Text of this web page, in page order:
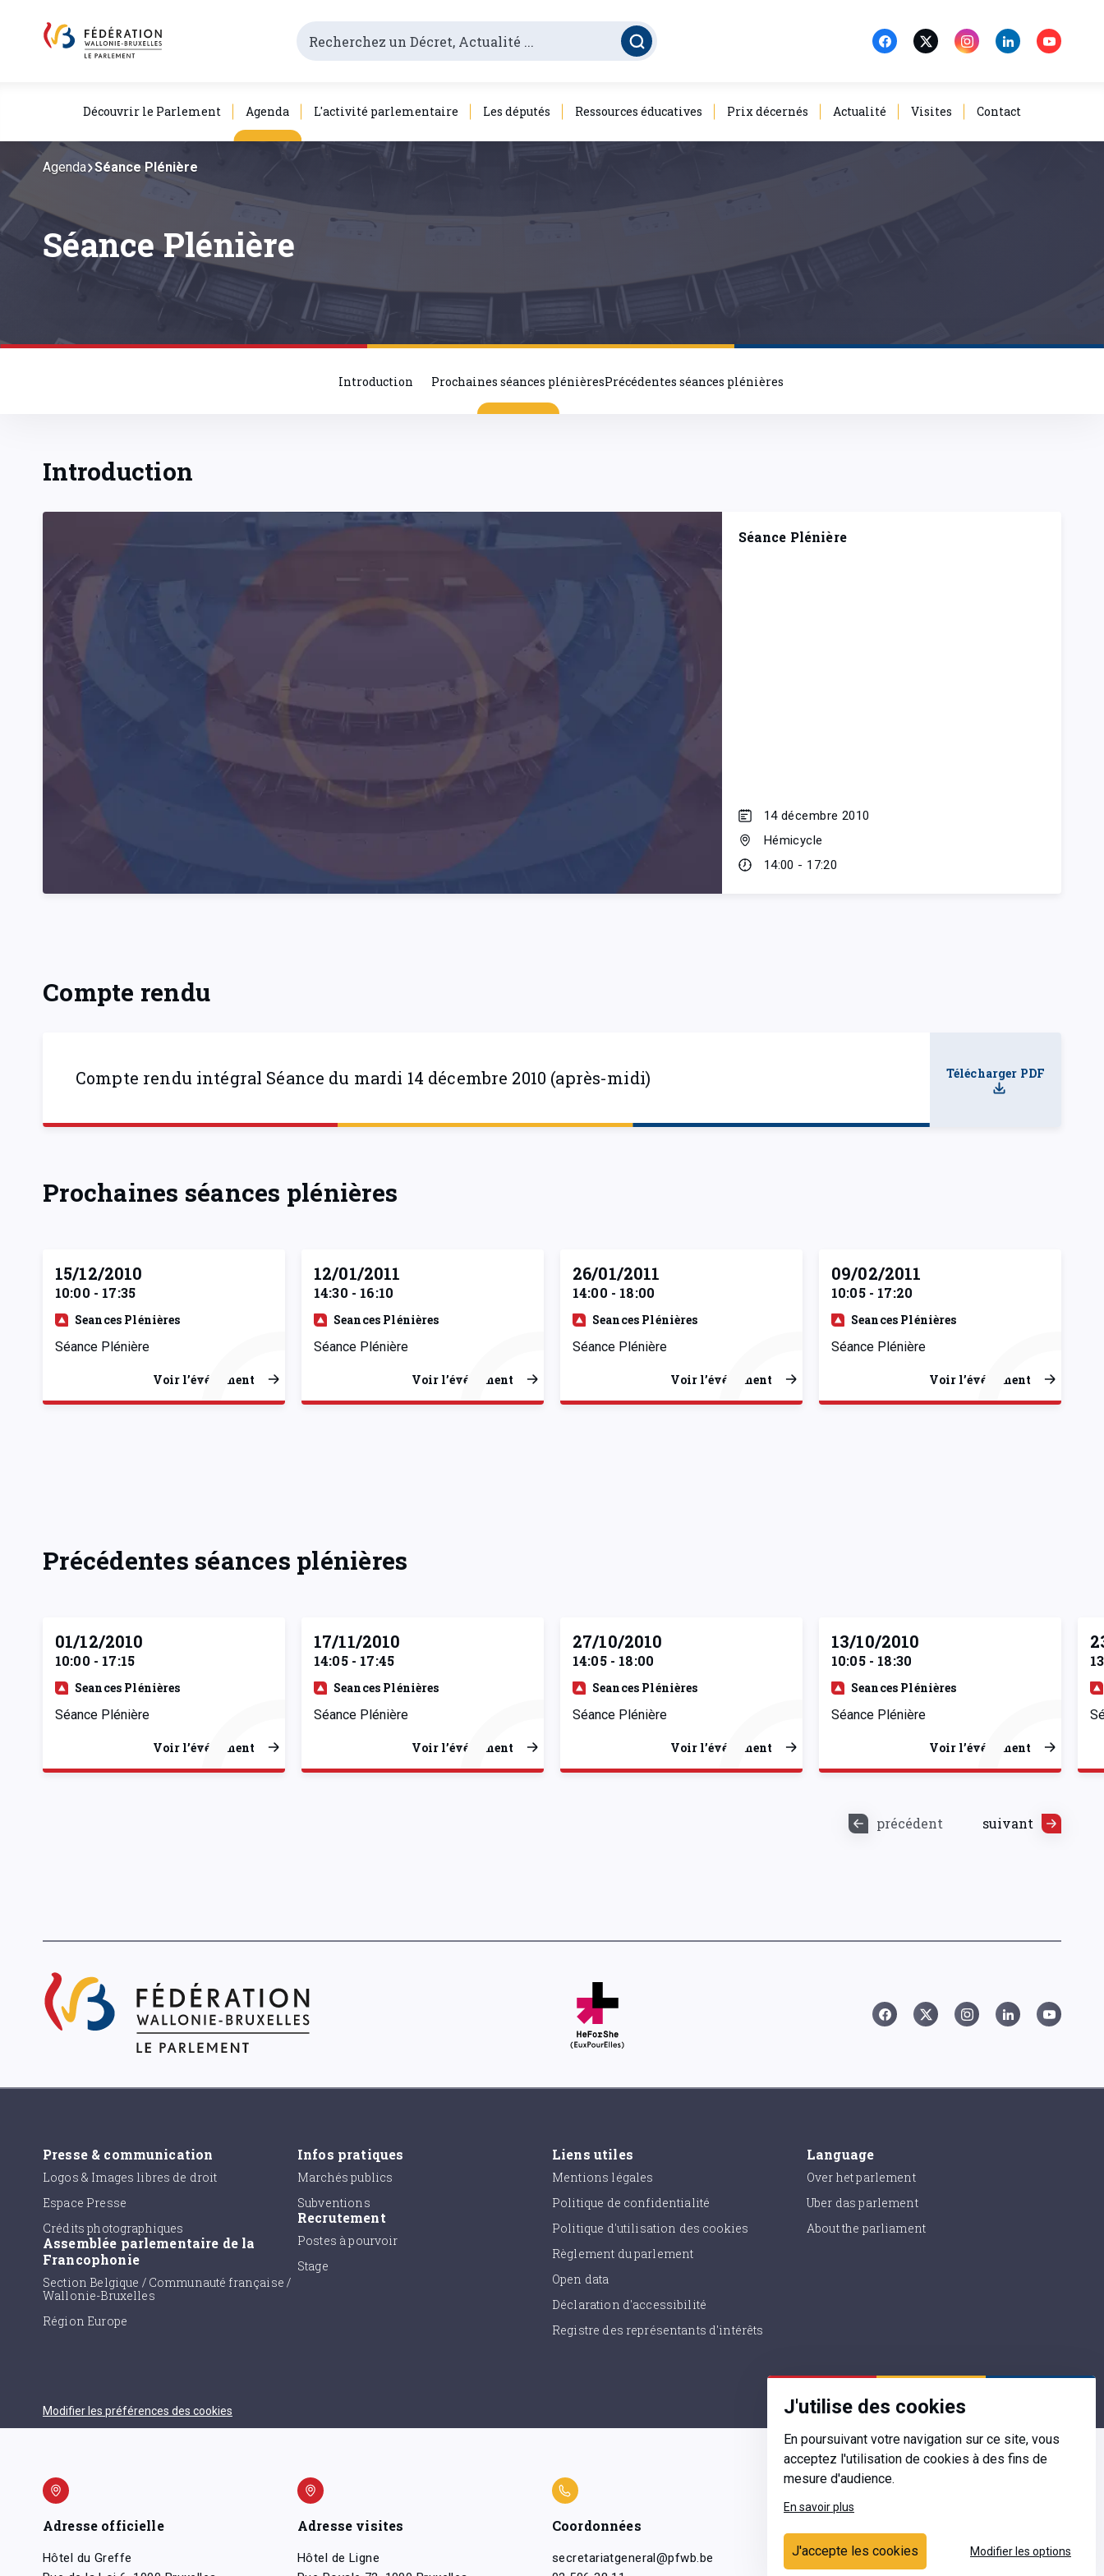
J'utilise des cookies
En poursuivant votre navigation sur ce site, vous
acceptez l'utilisation de cookies à des fins de
mesure d'audience.
En savoir plus
J'accepte les cookies Modifier les options
Découvrir le Parlement Agenda L'activité parlementaire Les députés Ressources éducatives Prix décernés Actualité Visites Contact
Séance Plénière
Agenda Séance Plénière
Introduction Prochaines séances plénièresPrécédentes séances plénières
Introduction
Séance Plénière
14 décembre 2010
Hémicycle
14:00 - 17:20
Compte rendu
Compte rendu intégral Séance du mardi 14 décembre 2010 (après-midi) Télécharger PDF
Prochaines séances plénières
15/12/2010
10:00 - 17:35
Seances Plénières
Séance Plénière
Voir l’événement
12/01/2011
14:30 - 16:10
Seances Plénières
Séance Plénière
Voir l’événement
26/01/2011
14:00 - 18:00
Seances Plénières
Séance Plénière
Voir l’événement
09/02/2011
10:05 - 17:20
Seances Plénières
Séance Plénière
Voir l’événement
Précédentes séances plénières
01/12/2010
10:00 - 17:15
Seances Plénières
Séance Plénière
Voir l’événement
17/11/2010
14:05 - 17:45
Seances Plénières
Séance Plénière
Voir l’événement
27/10/2010
14:05 - 18:00
Seances Plénières
Séance Plénière
Voir l’événement
13/10/2010
10:05 - 18:30
Seances Plénières
Séance Plénière
Voir l’événement
précédent suivant
Presse & communication
Logos & Images libres de droit
Espace Presse
Crédits photographiques
Assemblée parlementaire de la
Francophonie
Section Belgique / Communauté française /
Wallonie-Bruxelles
Région Europe
Infos pratiques
Marchés publics
Subventions
Recrutement
Postes à pourvoir
Stage
Liens utiles
Mentions légales
Politique de confidentialité
Politique d'utilisation des cookies
Règlement du parlement
Open data
Déclaration d'accessibilité
Registre des représentants d'intérêts
Language
Over het parlement
Uber das parlement
About the parliament
Modifier les préférences des cookies
Adresse officielle
Hôtel du Greffe
Adresse visites
Hôtel de Ligne
Coordonnées
secretariatgeneral@pfwb.be
Ecrivez-nous